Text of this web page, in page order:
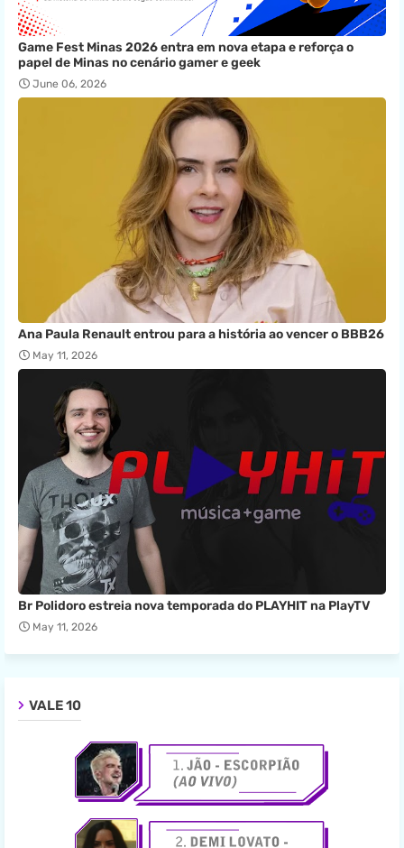
Game Fest Minas 2026 entra em nova etapa e reforça o
papel de Minas no cenário gamer e geek
June 06, 2026
Ana Paula Renault entrou para a história ao vencer o BBB26
May 11, 2026
Br Polidoro estreia nova temporada do PLAYHIT na PlayTV
May 11, 2026
VALE 10